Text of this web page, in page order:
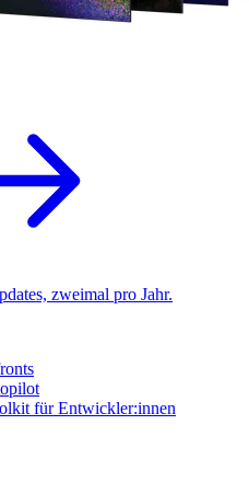
zweimal pro Jahr.
für Entwickler:innen